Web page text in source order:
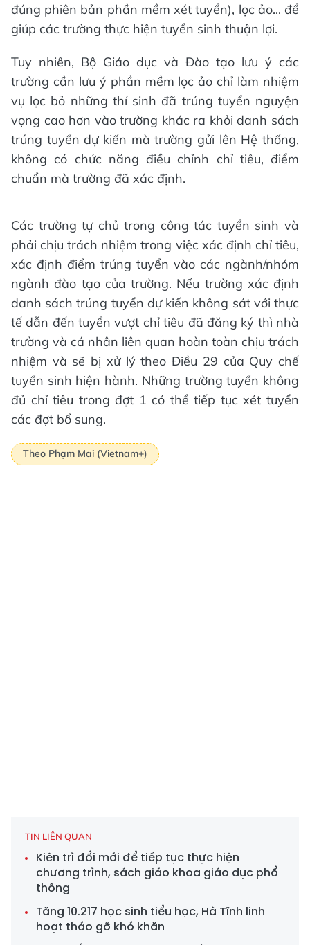
đúng phiên bản phần mềm xét tuyển), lọc ảo... để
giúp các trường thực hiện tuyển sinh thuận lợi.
Tuy nhiên, Bộ Giáo dục và Đào tạo lưu ý các
trường cần lưu ý phần mềm lọc ảo chỉ làm nhiệm
vụ lọc bỏ những thí sinh đã trúng tuyển nguyện
vọng cao hơn vào trường khác ra khỏi danh sách
trúng tuyển dự kiến mà trường gửi lên Hệ thống,
không có chức năng điều chỉnh chỉ tiêu, điểm
chuẩn mà trường đã xác định.
Các trường tự chủ trong công tác tuyển sinh và
phải chịu trách nhiệm trong việc xác định chỉ tiêu,
xác định điểm trúng tuyển vào các ngành/nhóm
ngành đào tạo của trường. Nếu trường xác định
danh sách trúng tuyển dự kiến không sát với thực
tế dẫn đến tuyển vượt chỉ tiêu đã đăng ký thì nhà
trường và cá nhân liên quan hoàn toàn chịu trách
nhiệm và sẽ bị xử lý theo Điều 29 của Quy chế
tuyển sinh hiện hành. Những trường tuyển không
đủ chỉ tiêu trong đợt 1 có thể tiếp tục xét tuyển
các đợt bổ sung.
Theo Phạm Mai (Vietnam+)
TIN LIÊN QUAN
Kiên trì đổi mới để tiếp tục thực hiện
chương trình, sách giáo khoa giáo dục phổ
thông
Tăng 10.217 học sinh tiểu học, Hà Tĩnh linh
hoạt tháo gỡ khó khăn